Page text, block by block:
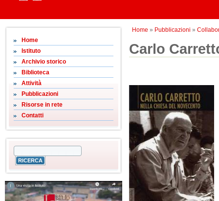
Home » Pubblicazioni »
Home
Istituto
Archivio storico
Biblioteca
Attività
Pubblicazioni
Risorse in rete
Contatti
Carlo